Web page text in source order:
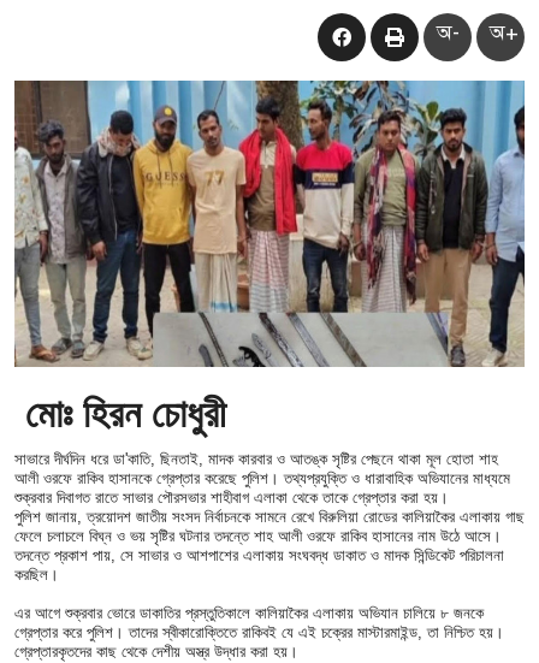
অ- অ+
মোঃ হিরন চোধুরী
সাভারে দীর্ঘদিন ধরে ডা'কাতি, ছিনতাই, মাদক কারবার ও আতঙ্ক সৃষ্টির পেছনে থাকা মূল হোতা শাহ
আলী ওরফে রাকিব হাসানকে গ্রেপ্তার করেছে পুলিশ। তথ্যপ্রযুক্তি ও ধারাবাহিক অভিযানের মাধ্যমে
শুক্রবার দিবাগত রাতে সাভার পৌরসভার শাহীবাগ এলাকা থেকে তাকে গ্রেপ্তার করা হয়।
পুলিশ জানায়, ত্রয়োদশ জাতীয় সংসদ নির্বাচনকে সামনে রেখে বিরুলিয়া রোডের কালিয়াকৈর এলাকায় গাছ
ফেলে চলাচলে বিঘ্ন ও ভয় সৃষ্টির ঘটনার তদন্তে শাহ আলী ওরফে রাকিব হাসানের নাম উঠে আসে।
তদন্তে প্রকাশ পায়, সে সাভার ও আশপাশের এলাকায় সংঘবদ্ধ ডাকাত ও মাদক সিন্ডিকেট পরিচালনা
করছিল।
এর আগে শুক্রবার ভোরে ডাকাতির প্রস্তুতিকালে কালিয়াকৈর এলাকায় অভিযান চালিয়ে ৮ জনকে
গ্রেপ্তার করে পুলিশ। তাদের স্বীকারোক্তিতে রাকিবই যে এই চক্রের মাস্টারমাইন্ড, তা নিশ্চিত হয়।
গ্রেপ্তারকৃতদের কাছ থেকে দেশীয় অস্ত্র উদ্ধার করা হয়।